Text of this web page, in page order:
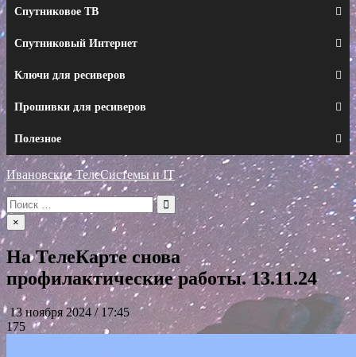
Спутниковое ТВ
Спутниковый Интернет
Ключи для ресиверов
Прошивки для ресиверов
Полезное
Ивановские ТелеСистемы и IT
Искать:
×
На ТелеКарте снова
профилактические работы. 13.11.24
13 ноября 2024 / 17:45
175